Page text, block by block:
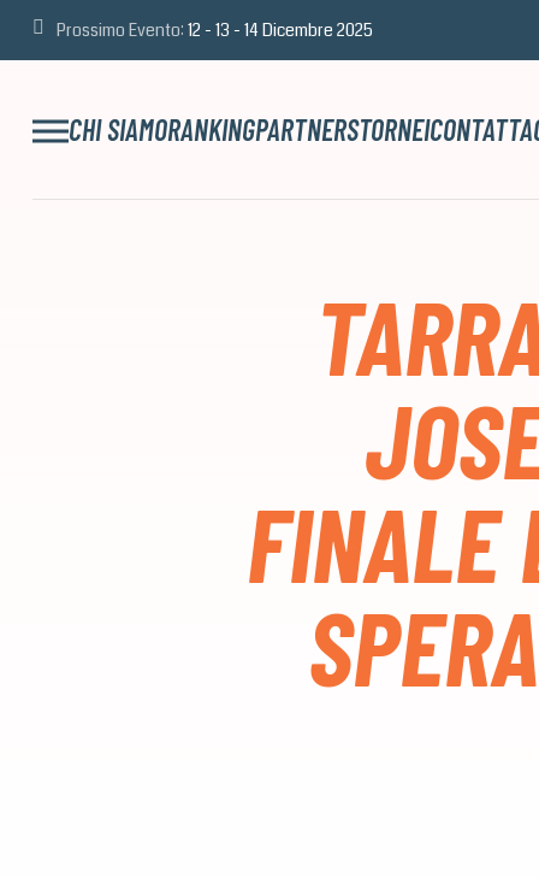
Prossimo Evento: 12 - 13 - 14 Dicembre 2025
CHI SIAMORANKINGPARTNERSTORNEI
FINALE